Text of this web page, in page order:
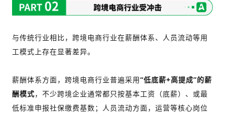
与传统行业相比，跨境电商行业在薪酬体系、人员流动等用
工模式上存在显著差异。
薪酬体系方面，跨境电商行业普遍采用“低底薪+高提成”的薪
酬模式，不少跨境企业通常都只按基本工资（底薪）、或最
低标准申报社保缴费基数；人员流动方面，运营等核心岗位